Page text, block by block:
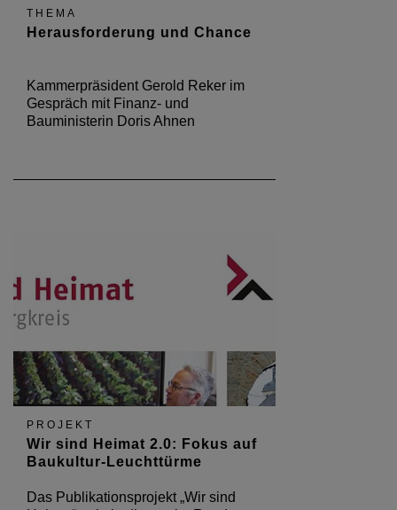
THEMA
Herausforderung und Chance
Kammerpräsident Gerold Reker im
Gespräch mit Finanz- und
Bauministerin Doris Ahnen
PROJEKT
Wir sind Heimat 2.0: Fokus auf
Baukultur-Leuchttürme
Das Publikationsprojekt „Wir sind